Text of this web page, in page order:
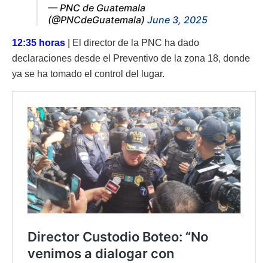
— PNC de Guatemala
(@PNCdeGuatemala) June 3, 2025
12:35 horas | El director de la PNC ha dado
declaraciones desde el Preventivo de la zona 18, donde
ya se ha tomado el control del lugar.